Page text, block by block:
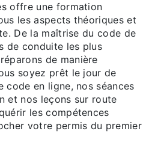
offre une formation
les aspects théoriques et
De la maîtrise du code de
de conduite les plus
de manière
soyez prêt le jour de
code en ligne, nos séances
et nos leçons sur route
les compétences
votre permis du premier